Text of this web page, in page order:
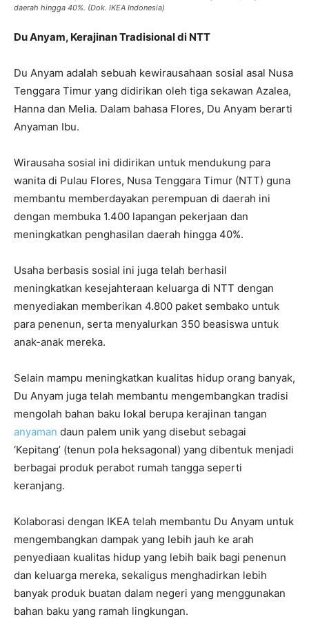
daerah hingga 40%. (Dok. IKEA Indonesia)
Du Anyam, Kerajinan Tradisional di NTT
Du Anyam adalah sebuah kewirausahaan sosial asal Nusa
Tenggara Timur yang didirikan oleh tiga sekawan Azalea,
Hanna dan Melia. Dalam bahasa Flores, Du Anyam berarti
Anyaman Ibu.
Wirausaha sosial ini didirikan untuk mendukung para
wanita di Pulau Flores, Nusa Tenggara Timur (NTT) guna
membantu memberdayakan perempuan di daerah ini
dengan membuka 1.400 lapangan pekerjaan dan
meningkatkan penghasilan daerah hingga 40%.
Usaha berbasis sosial ini juga telah berhasil
meningkatkan kesejahteraan keluarga di NTT dengan
menyediakan memberikan 4.800 paket sembako untuk
para penenun, serta menyalurkan 350 beasiswa untuk
anak-anak mereka.
Selain mampu meningkatkan kualitas hidup orang banyak,
Du Anyam juga telah membantu mengembangkan tradisi
mengolah bahan baku lokal berupa kerajinan tangan
anyaman daun palem unik yang disebut sebagai
‘Kepitang’ (tenun pola heksagonal) yang dibentuk menjadi
berbagai produk perabot rumah tangga seperti
keranjang.
Kolaborasi dengan IKEA telah membantu Du Anyam untuk
mengembangkan dampak yang lebih jauh ke arah
penyediaan kualitas hidup yang lebih baik bagi penenun
dan keluarga mereka, sekaligus menghadirkan lebih
banyak produk buatan dalam negeri yang menggunakan
bahan baku yang ramah lingkungan.